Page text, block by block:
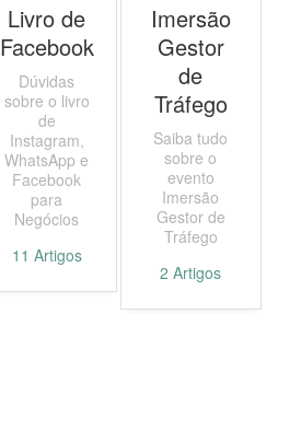
Livro de
Facebook
Dúvidas
sobre o livro
de
Instagram,
WhatsApp e
Facebook
para
Negócios
11 Artigos
Imersão
Gestor
de
Tráfego
Saiba tudo
sobre o
evento
Imersão
Gestor de
Tráfego
2 Artigos